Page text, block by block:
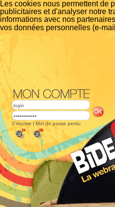
Les cookies nous permettent de
publicitaires et d'analyser notre
informations avec nos
vos données personnelles (e-
S'inscrire | Mot de passe perdu